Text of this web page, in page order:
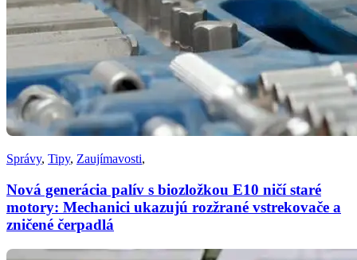
Správy, Tipy, Zaujímavosti,
Nová generácia palív s biozložkou E10 ničí staré
motory: Mechanici ukazujú rozžrané vstrekovače a
zničené čerpadlá